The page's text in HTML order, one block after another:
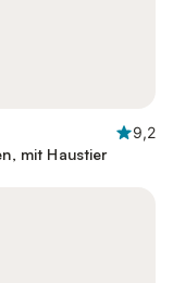
9,2
mit Haustier